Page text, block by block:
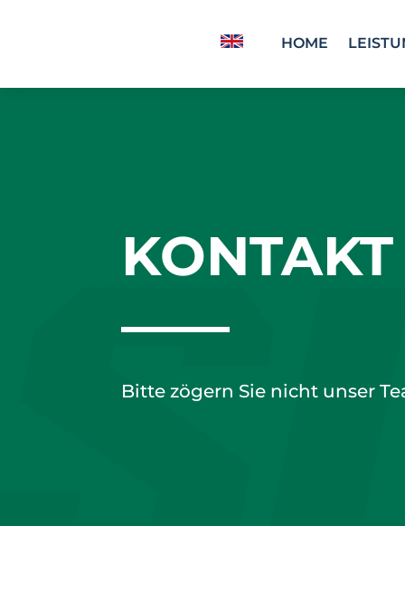
HOME
KONTAKT
Bitte zögern Sie nicht unser